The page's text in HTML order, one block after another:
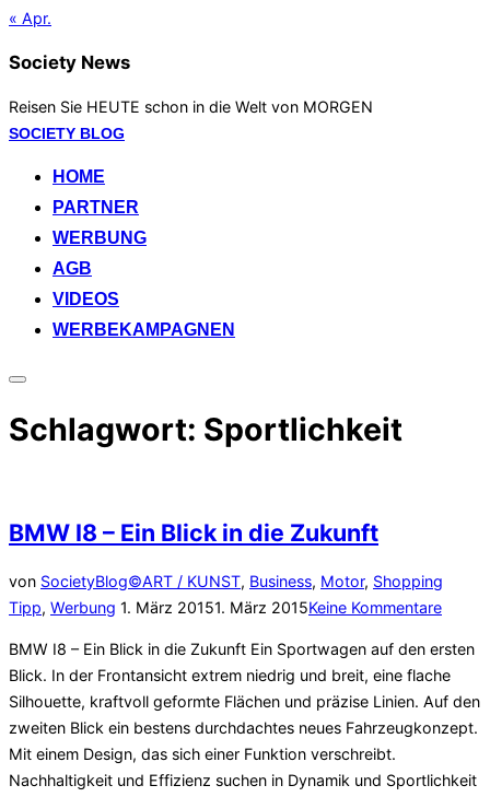
« Apr.
Society News
Reisen Sie HEUTE schon in die Welt von MORGEN
Zum
springen
SOCIETY BLOG
HOME
PARTNER
WERBUNG
AGB
VIDEOS
WERBEKAMPAGNEN
Seitenleiste
Navigation
umschalten
Schlagwort: Sportlichkeit
BMW I8 – Ein Blick in die Zukunft
von SocietyBlog©ART / KUNST, Business, Motor, Shopping
Tipp, Werbung Veröffentlicht
1. März 20151. März 2015Keine Kommentare
BMW I8 – Ein Blick in die Zukunft Ein Sportwagen auf den ersten
Blick. In der Frontansicht extrem niedrig und breit, eine flache
Silhouette, kraftvoll geformte Flächen und präzise Linien. Auf den
zweiten Blick ein bestens durchdachtes neues Fahrzeugkonzept.
Mit einem Design, das sich einer Funktion verschreibt.
Nachhaltigkeit und Effizienz suchen in Dynamik und Sportlichkeit